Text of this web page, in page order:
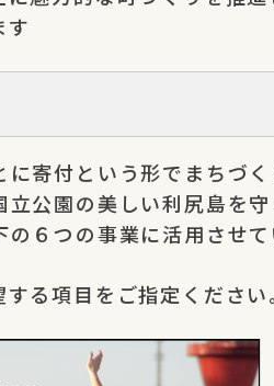
す
寄付という形でまちづく
公園の美しい利尻島を
６つの事業に活用させて
る項目をご指定ください